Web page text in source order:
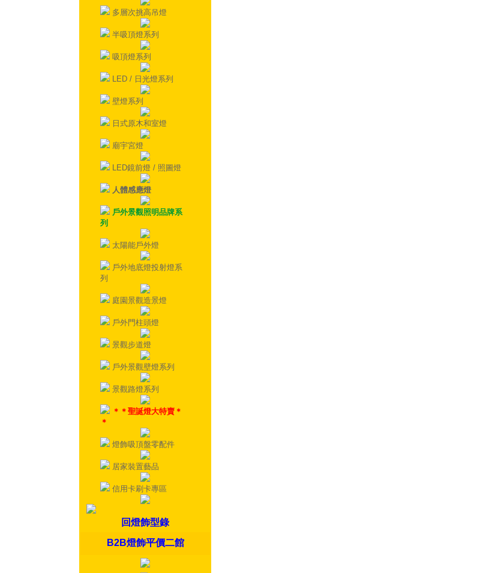
多層次挑高吊燈
半吸頂燈系列
吸頂燈系列
LED / 日光燈系列
壁燈系列
日式原木和室燈
廟宇宮燈
LED鏡前燈 / 照圖燈
人體感應燈
戶外景觀照明品牌系
列
太陽能戶外燈
戶外地底燈投射燈系
列
庭園景觀造景燈
戶外門柱頭燈
景觀步道燈
戶外景觀壁燈系列
景觀路燈系列
＊＊聖誕燈大特賣＊
＊
燈飾吸頂盤零配件
居家裝置藝品
信用卡刷卡專區
回燈飾型錄
B2B燈飾平價二館